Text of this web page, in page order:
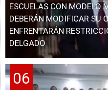
ESCUELAS CON MODELO
DEBERÁN MODIFICAR SU
ENFRENTARÁN
DELGADO
06